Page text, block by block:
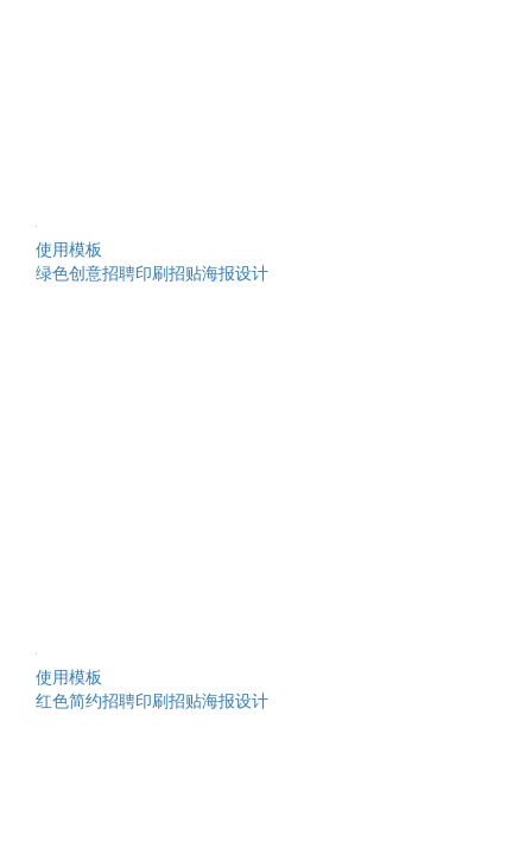
使用模板
绿色创意招聘印刷招贴海报设计
使用模板
红色简约招聘印刷招贴海报设计